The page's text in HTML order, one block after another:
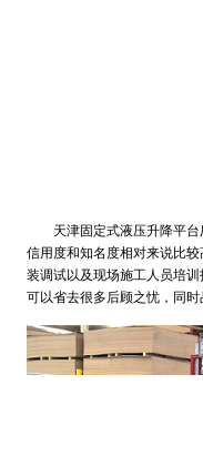
天津固定式液压升降平
信用度和知名度相对来说比
装调试以及现场施工人员培
可以省去很多后顾之忧，同时